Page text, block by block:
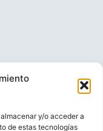
y/o acceder a
de estas tecnologías